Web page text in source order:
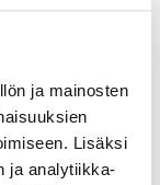
ja mainosten
Lisäksi
ja analytiikka-